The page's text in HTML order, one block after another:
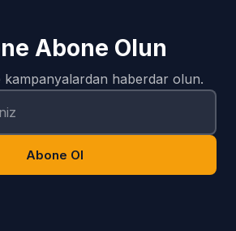
Abone Olun
haberdar olun.
Abone Ol